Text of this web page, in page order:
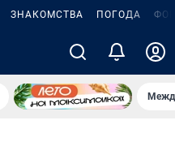
ЗНАКОМСТВА ПОГОДА